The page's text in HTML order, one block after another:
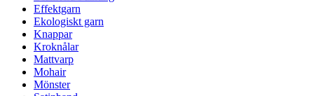
Effektgarn
Ekologiskt garn
Knappar
Kroknålar
Mattvarp
Mohair
Mönster